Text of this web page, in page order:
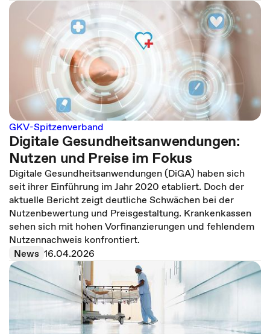
GKV-Spitzenverband
Digitale Gesundheitsanwendungen:
Nutzen und Preise im Fokus
Digitale Gesundheitsanwendungen (DiGA) haben sich
seit ihrer Einführung im Jahr 2020 etabliert. Doch der
aktuelle Bericht zeigt deutliche Schwächen bei der
Nutzenbewertung und Preisgestaltung. Krankenkassen
sehen sich mit hohen Vorfinanzierungen und fehlendem
Nutzennachweis konfrontiert.
News 16.04.2026